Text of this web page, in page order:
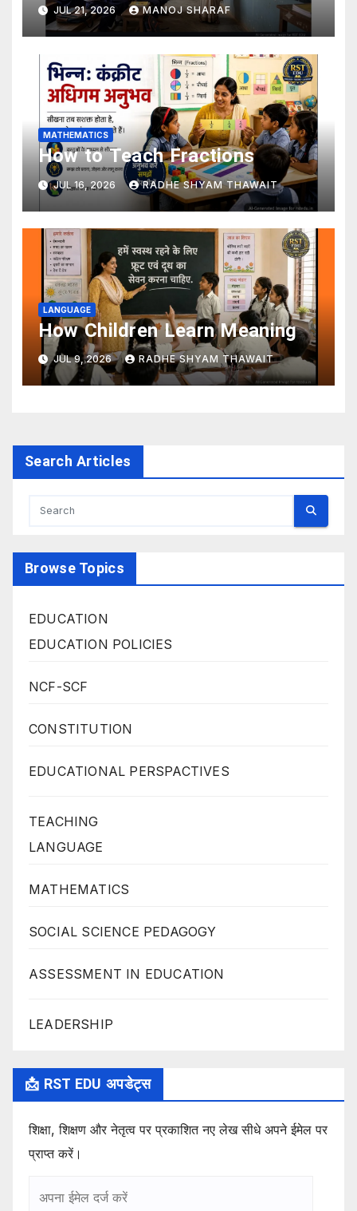
JUL 21, 2026 MANOJ SHARAF
MATHEMATICS
How to Teach Fractions
JUL 16, 2026 RADHE SHYAM THAWAIT
LANGUAGE
How Children Learn Meaning
JUL 9, 2026 RADHE SHYAM THAWAIT
Search Articles
Browse Topics
EDUCATION
EDUCATION POLICIES
NCF-SCF
CONSTITUTION
EDUCATIONAL PERSPACTIVES
TEACHING
LANGUAGE
MATHEMATICS
SOCIAL SCIENCE PEDAGOGY
ASSESSMENT IN EDUCATION
LEADERSHIP
📩 RST EDU अपडेट्स
शिक्षा, शिक्षण और नेतृत्व पर प्रकाशित नए लेख सीधे अपने ईमेल पर
प्राप्त करें।